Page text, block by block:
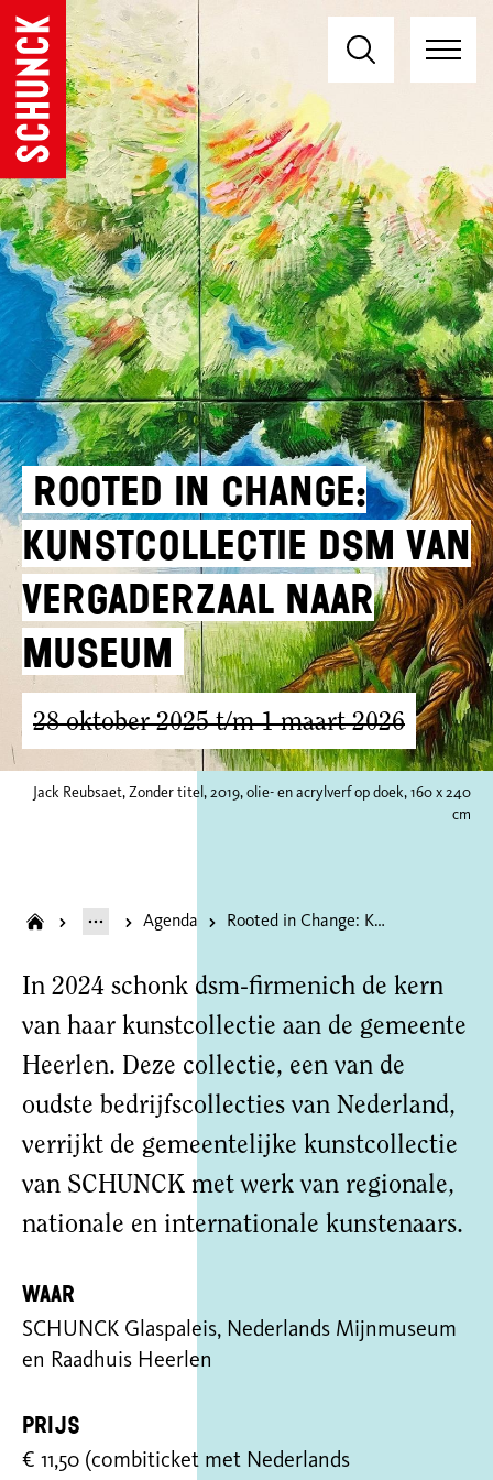
Rooted in Change:
Kunstcollectie DSM van
vergaderzaal naar
museum
28 oktober 2025 t/m 1 maart 2026
Jack Reubsaet, Zonder titel, 2019, olie- en acrylverf op doek, 160 x 240
cm
Agenda Rooted in Change: Kunstcollectie DSM van vergaderzaal naar museum
In 2024 schonk dsm-firmenich de kern
van haar kunstcollectie aan de gemeente
Heerlen. Deze collectie, een van de
oudste bedrijfscollecties van Nederland,
verrijkt de gemeentelijke kunstcollectie
van SCHUNCK met werk van regionale,
nationale en internationale kunstenaars.
Waar
SCHUNCK Glaspaleis, Nederlands Mijnmuseum
en Raadhuis Heerlen
Prijs
€ 11,50 (combiticket met Nederlands